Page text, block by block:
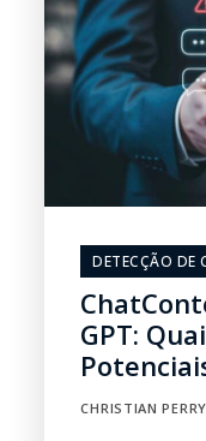
DETECÇÃO DE
GPT:
CHRISTIAN PERRY